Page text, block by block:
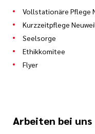
Vollstationäre Pflege
Kurzzeitpflege
Seelsorge
Ethikkomitee
Flyer
Arbeiten bei uns